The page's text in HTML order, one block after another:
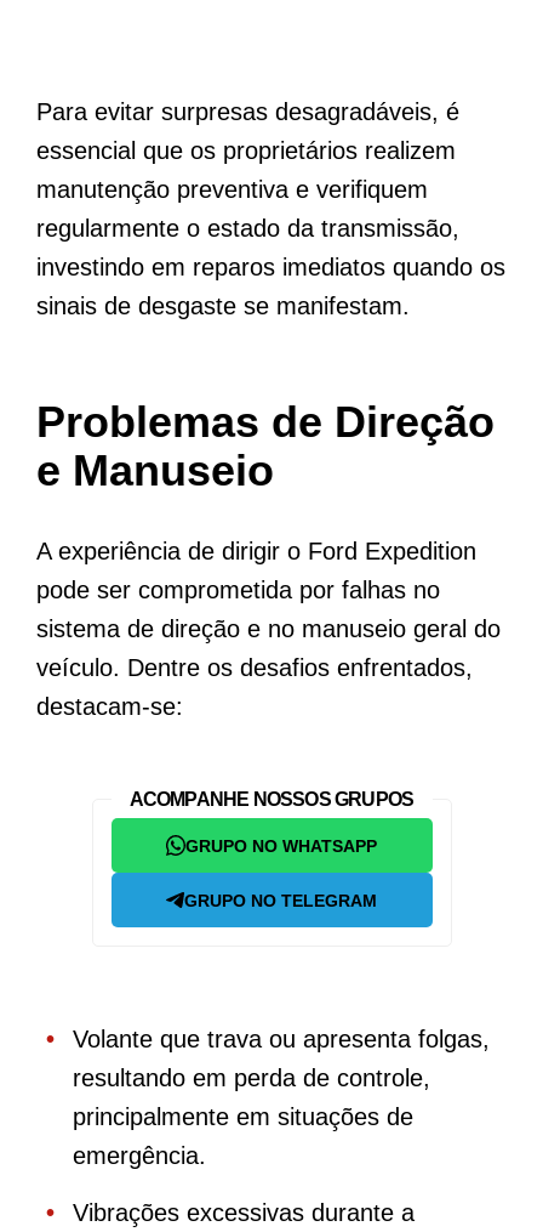
Para evitar surpresas desagradáveis, é
essencial que os proprietários realizem
manutenção preventiva e verifiquem
regularmente o estado da transmissão,
investindo em reparos imediatos quando os
sinais de desgaste se manifestam.
Problemas de Direção
e Manuseio
A experiência de dirigir o Ford Expedition
pode ser comprometida por falhas no
sistema de direção e no manuseio geral do
veículo. Dentre os desafios enfrentados,
destacam-se:
ACOMPANHE NOSSOS GRUPOS
GRUPO NO WHATSAPP
GRUPO NO TELEGRAM
Volante que trava ou apresenta folgas,
resultando em perda de controle,
principalmente em situações de
emergência.
Vibrações excessivas durante a